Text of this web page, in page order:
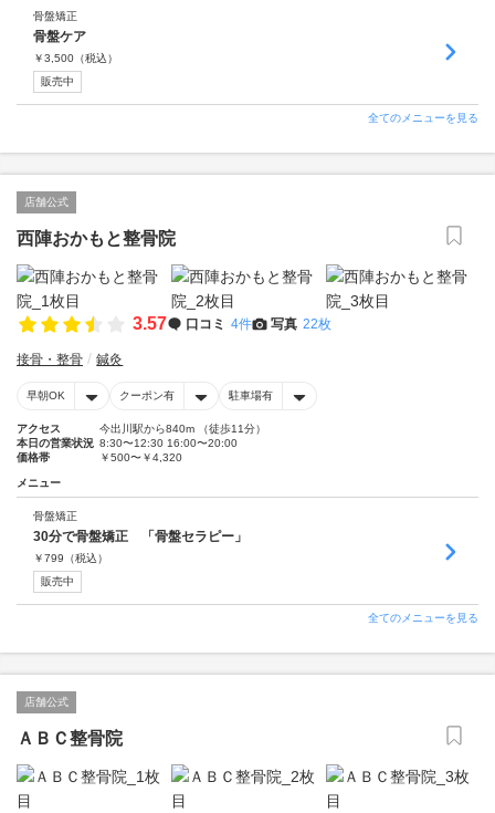
骨盤矯正
骨盤ケア
￥3,500 （税込）
販売中
全てのメニューを見る
店舗公式
西陣おかもと整骨院
3.57 口コミ 4件 写真 22枚
接骨・整骨 鍼灸
早朝OK クーポン有 駐車場有
アクセス
今出川駅から840m （徒歩11分）
本日の営業状況 8:30〜12:30 16:00〜20:00
価格帯
￥500〜￥4,320
メニュー
骨盤矯正
30分で骨盤矯正 「骨盤セラピー」
￥799 （税込）
販売中
全てのメニューを見る
店舗公式
ＡＢＣ整骨院